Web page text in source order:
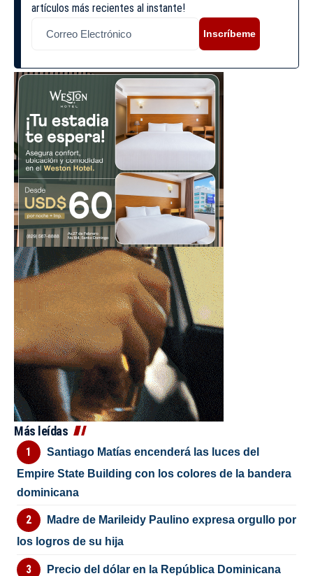
artículos más recientes al instante!
Inscríbeme
Más leídas
Santiago Matías encenderá las luces del
Empire State Building con los colores de la bandera
dominicana
Madre de Marileidy Paulino expresa orgullo por
los logros de su hija
Precio del dólar en la República Dominicana